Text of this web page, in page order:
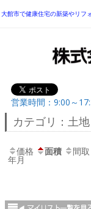
大館市で健康住宅の新築やリフ
営業時間：9:00～
カテゴリ：土
価格 面積 間取
年月